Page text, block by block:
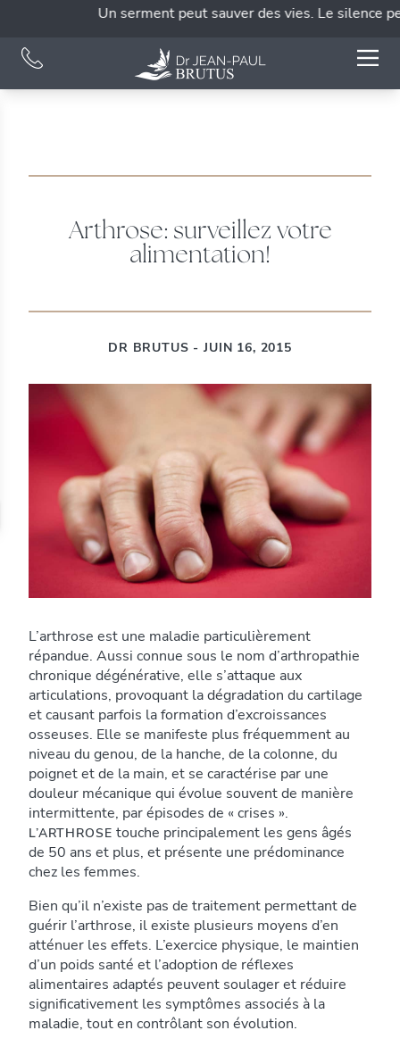
Un serment peut sauver des vies. Le silence
Arthrose: surveillez votre
alimentation!
DR BRUTUS - JUIN 16, 2015
L’arthrose est une maladie particulièrement
répandue. Aussi connue sous le nom d’arthropathie
chronique dégénérative, elle s’attaque aux
articulations, provoquant la dégradation du cartilage
et causant parfois la formation d’excroissances
osseuses. Elle se manifeste plus fréquemment au
niveau du genou, de la hanche, de la colonne, du
poignet et de la main, et se caractérise par une
douleur mécanique qui évolue souvent de manière
intermittente, par épisodes de « crises ».
L’ARTHROSEtouche principalement les gens âgés
de 50 ans et plus, et présente une prédominance
chez les femmes.
Bien qu’il n’existe pas de traitement permettant de
guérir l’arthrose, il existe plusieurs moyens d’en
atténuer les effets. L’exercice physique, le maintien
d’un poids santé et l’adoption de réflexes
alimentaires adaptés peuvent soulager et réduire
significativement les symptômes associés à la
maladie, tout en contrôlant son évolution.